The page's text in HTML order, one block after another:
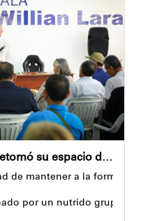
Alcalde Diógenes Lara retomó su espacio de debate "Sorbos de Café con Leyes"
de mantener a la
por un nutrido grupo de